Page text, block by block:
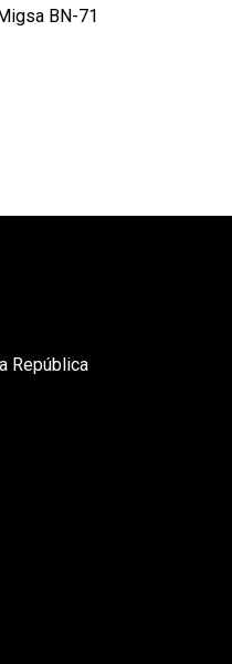
BN-71
República